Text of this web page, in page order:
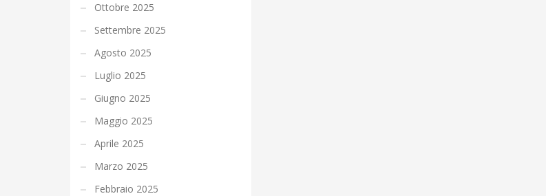
Ottobre 2025
Settembre 2025
Agosto 2025
Luglio 2025
Giugno 2025
Maggio 2025
Aprile 2025
Marzo 2025
Febbraio 2025